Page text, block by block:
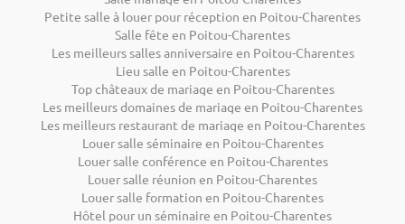
Petite salle à louer pour réception en Poitou-Charentes
Salle fête en Poitou-Charentes
Les meilleurs salles anniversaire en Poitou-Charentes
Lieu salle en Poitou-Charentes
Top châteaux de mariage en Poitou-Charentes
Les meilleurs domaines de mariage en Poitou-Charentes
Les meilleurs restaurant de mariage en Poitou-Charentes
Louer salle séminaire en Poitou-Charentes
Louer salle conférence en Poitou-Charentes
Louer salle réunion en Poitou-Charentes
Louer salle formation en Poitou-Charentes
Hôtel pour un séminaire en Poitou-Charentes